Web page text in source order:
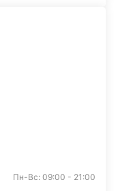
Пн-Вс: 09:00 - 21:00